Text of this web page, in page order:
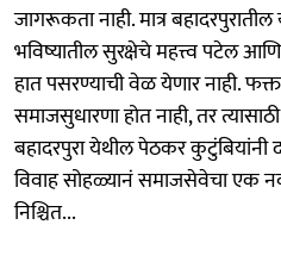
जागरूकता नाही. मात्र
भविष्यातील सुरक्षेचे महत्त्व पटेल
हात पसरण्याची वेळ येणार नाही.
समाजसुधारणा होत नाही, तर
बहादरपुरा येथील पेठकर कुटुंबियांनी
विवाह सोहळ्यानं समाजसेवेचा एक
निश्चित...